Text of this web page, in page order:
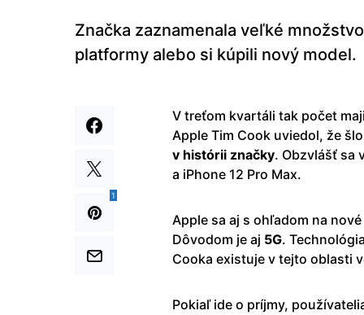
Značka zaznamenala veľké
platformy alebo si kúpili nový model.
1
V treťom kvartáli tak počet
Apple Tim Cook uviedol, že
v histórii značky. Obzvlášť sa
a iPhone 12 Pro Max.
Apple sa aj s ohľadom na
Dôvodom je aj 5G.
Cooka existuje v tejto oblasti
Pokiaľ ide o príjmy,